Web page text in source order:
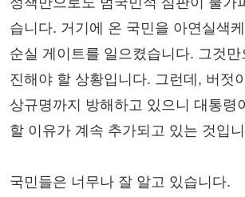
습니다. 거기에 온 국민을 아연실색
순실 게이트를 일으켰습니다. 그것만
진해야 할 상황입니다. 그런데, 버젓
상규명까지 방해하고 있으니 대통령
할 이유가 계속 추가되고 있는 것입
국민들은 너무나 잘 알고 있습니다.